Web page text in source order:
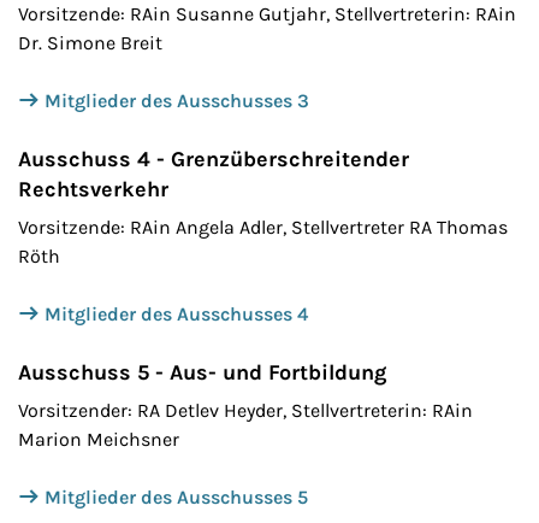
Vorsitzende: RAin Susanne Gutjahr, Stellvertreterin: RAin
Dr. Simone Breit
Mitglieder des Ausschusses 3
Ausschuss 4 - Grenzüberschreitender
Rechtsverkehr
Vorsitzende: RAin Angela Adler, Stellvertreter RA Thomas
Röth
Mitglieder des Ausschusses 4
Ausschuss 5 - Aus- und Fortbildung
Vorsitzender: RA Detlev Heyder, Stellvertreterin: RAin
Marion Meichsner
Mitglieder des Ausschusses 5